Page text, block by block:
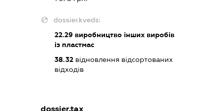
dossier.kveds:
22.29виробництво інших виробів
із пластмас
38.32відновлення відсортованих
відходів
dossier.tax